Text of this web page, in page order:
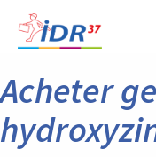
Acheter